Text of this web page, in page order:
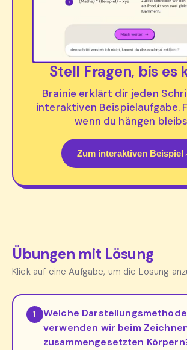
Stell Fragen, bis es
Brainie erklärt dir jeden
interaktiven Beispielaufgabe.
wenn du hängen
Zum interaktiven Beispiel
Übungen mit Lösung
Klick auf eine Aufgabe, um die Lösung
1
Welche Darstellungsmethode
verwenden wir beim
zusammengesetzten